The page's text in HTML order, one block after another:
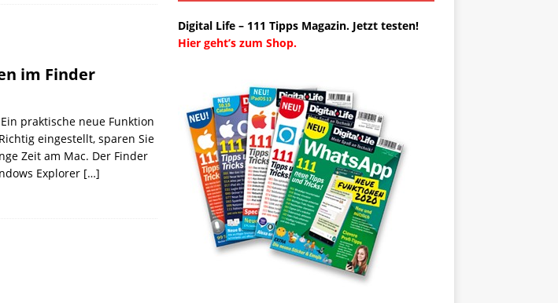
im Finder
praktische neue Funktion
eingestellt, sparen Sie
Zeit am Mac. Der Finder
Explorer […]
Digital Life – 111 Tipps Magazin. Jetzt testen!
Hier geht’s zum Shop.